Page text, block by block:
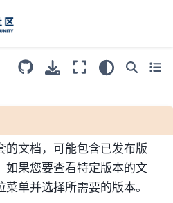
的文档，可能包含已发布版
如果您要查看特定版本的文
单并选择所需要的版本。